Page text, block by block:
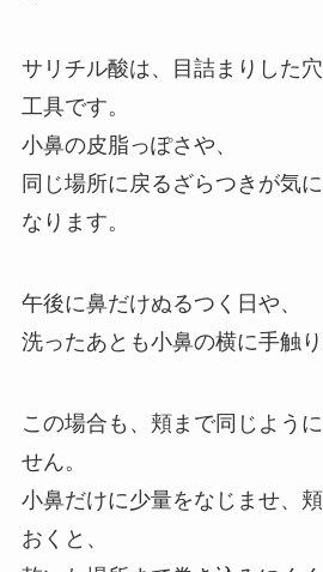
サリチル酸は、目詰まりした
工具です。
小鼻の皮脂っぽさや、
同じ場所に戻るざらつきが気
なります。
午後に鼻だけぬるつく日や、
洗ったあとも小鼻の横に手触り
この場合も、頬まで同じよう
せん。
小鼻だけに少量をなじませ、
おくと、